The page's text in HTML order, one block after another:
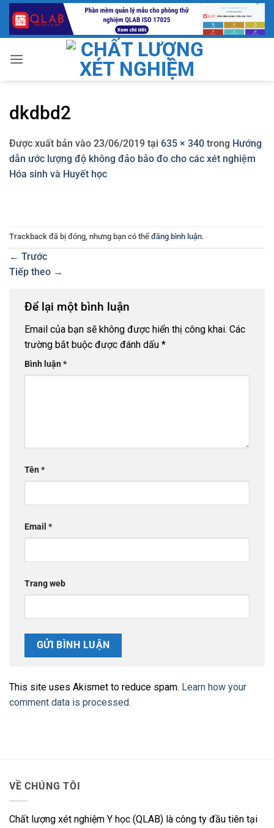
Bỏ
qua
nội
dung
dkdbd2
Được xuất bản vào 23/06/2019 tại 635 × 340 trong Hướng
dẫn ước lượng độ không đảo bảo đo cho các xét nghiệm
Hóa sinh và Huyết học
Trackback đã bị đóng, nhưng bạn có thể đăng bình luận.
← Trước
Tiếp theo →
Để lại một bình luận
Email của bạn sẽ không được hiển thị công khai. Các
trường bắt buộc được đánh dấu *
Bình luận*
Tên*
Email *
Trang web
This site uses Akismet to reduce spam. Learn how your
comment data is processed.
VỀ CHÚNG TÔI
Chất lượng xét nghiệm Y học (QLAB) là công ty đầu tiên tại